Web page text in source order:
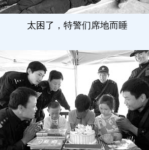
太困了，特警们席地而睡